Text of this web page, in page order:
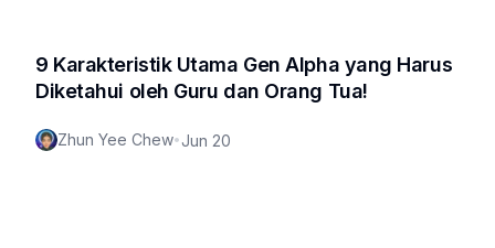
9 Karakteristik Utama Gen Alpha yang Harus
Diketahui oleh Guru dan Orang Tua!
Zhun Yee Chew•Jun 20